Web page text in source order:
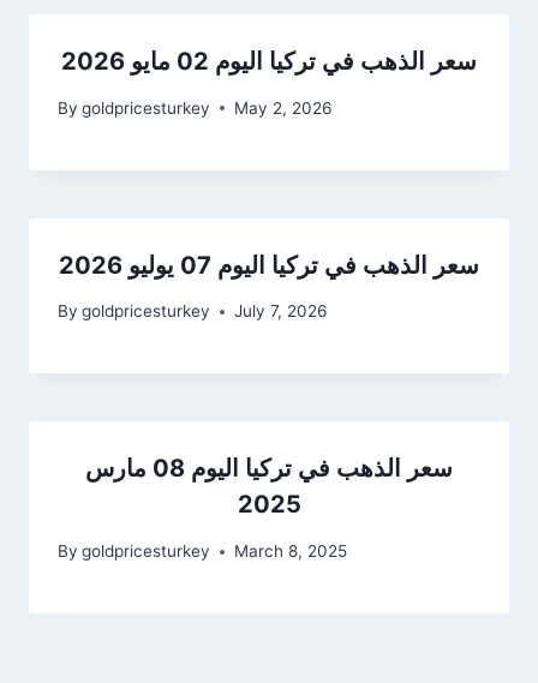
سعر الذهب في تركيا اليوم 02 مايو 2026
By goldpricesturkey May 2, 2026
سعر الذهب في تركيا اليوم 07 يوليو 2026
By goldpricesturkey July 7, 2026
سعر الذهب في تركيا اليوم 08 مارس
2025
By goldpricesturkey March 8, 2025